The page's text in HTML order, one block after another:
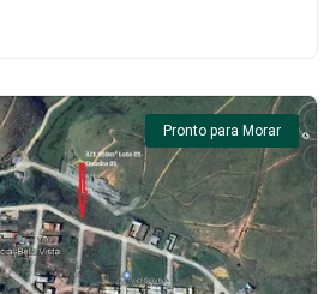
Pronto para Morar